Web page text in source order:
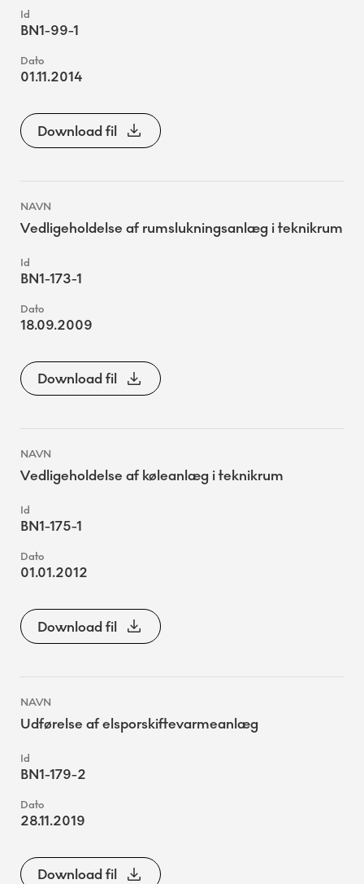
BN1-99-1
01.11.2014
Download fil
Vedligeholdelse af rumslukningsanlæg i teknikrum
BN1-173-1
18.09.2009
Download fil
Vedligeholdelse af køleanlæg i teknikrum
BN1-175-1
01.01.2012
Download fil
Udførelse af elsporskiftevarmeanlæg
BN1-179-2
28.11.2019
Download fil